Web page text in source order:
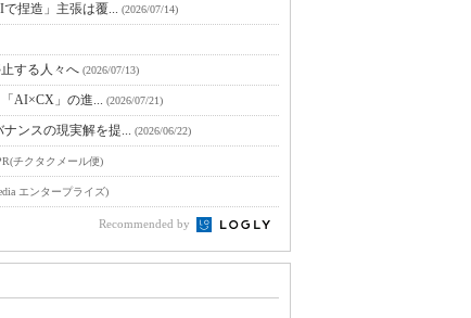
捏造」主張は覆... (2026/07/14)
する人々へ (2026/07/13)
AI×CX」の進... (2026/07/21)
ンスの現実解を提... (2026/06/22)
チクタクメール便)
エンタープライズ)
Recommended by